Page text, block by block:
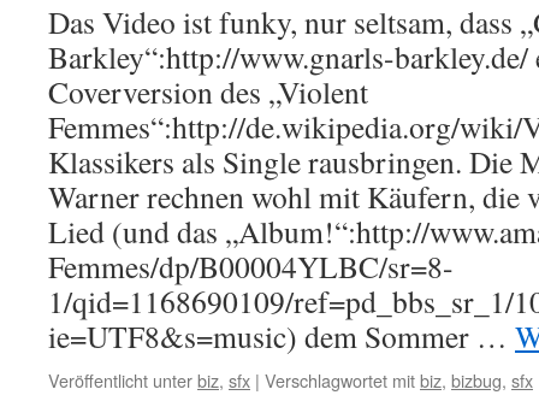
Das Video ist funky, nur seltsam, dass
Barkley“:http://www.gnarls-
Coverversion des „Violent
Femmes“:http://de.wikipedia.org/wiki/
Klassikers als Single rausbringen. Die
Warner rechnen wohl mit Käufern, die
Lied (und das „Album!“:http://
Femmes/dp/B00004YLBC/sr=8-
1/qid=1168690109/ref=pd_bbs_sr_1/
ie=UTF8&s=music) dem Sommer …
Veröffentlicht unterbiz, sfx | Verschlagwortet mitbiz, bizbug, sfx